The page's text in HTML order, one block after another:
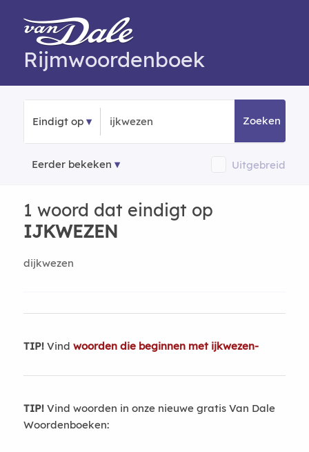
Rijmwoordenboek
Eindigt op Zoeken
Eerder bekeken Uitgebreid
1 woord dat eindigt op
IJKWEZEN
dijkwezen
TIP!Vind woorden die beginnen met ijkwezen-
TIP!Vind woorden in onze nieuwe gratis Van Dale
Woordenboeken: